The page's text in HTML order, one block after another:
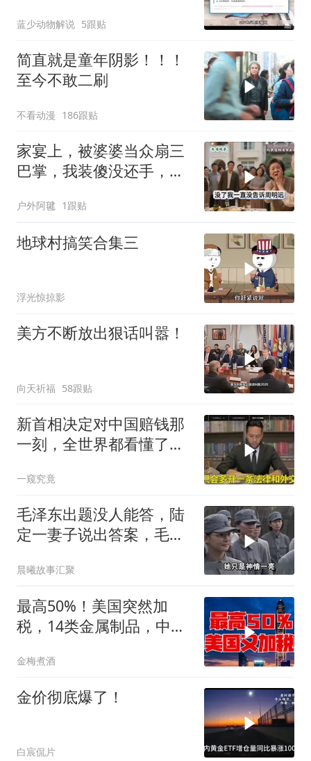
蓝少动物解说 5跟贴
简直就是童年阴影！！！
至今不敢二刷
不看动漫 186跟贴
家宴上，被婆婆当众扇三
巴掌，我装傻没还手，悄
夫全家10人被新户主请出
家门
户外阿毽 1跟贴
地球村搞笑合集三
浮光惊掠影
美方不断放出狠话叫嚣！
向天祈福 58跟贴
新首相决定对中国赔钱那
一刻，全世界都看懂了：
一窥究竟
毛泽东出题没人能答，陆
定一妻子说出答案，毛主
晨曦故事汇聚
最高50%！美国突然加
税，14类金属制品，中国
金梅煮酒
金价彻底爆了！
白宸侃片